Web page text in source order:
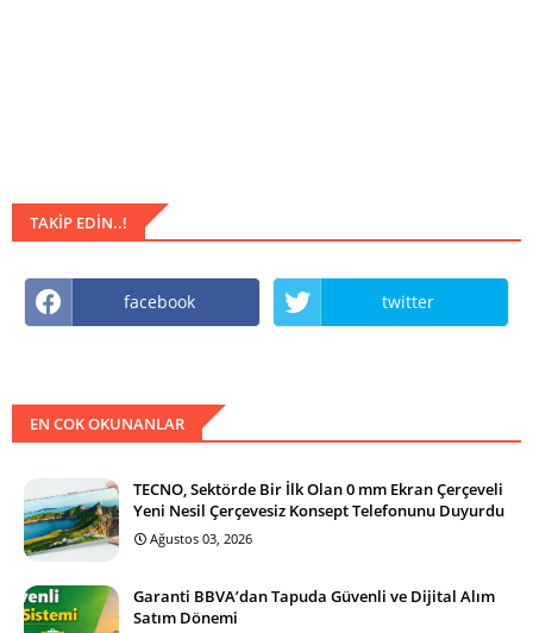
TAKIP EDIN..!
facebook twitter
EN COK OKUNANLAR
TECNO, Sektörde Bir İlk Olan 0 mm Ekran Çerçeveli
Yeni Nesil Çerçevesiz Konsept Telefonunu Duyurdu
Ağustos 03, 2026
Garanti BBVA’dan Tapuda Güvenli ve Dijital Alım
Satım Dönemi